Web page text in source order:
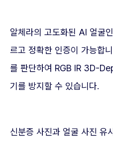
알체라의 고도화된 AI 얼굴
르고 정확한 인증이 가능합
를 판단하여 RGB IR 3D-
기를 방지할 수 있습니다.
신분증 사진과 얼굴 사진 유